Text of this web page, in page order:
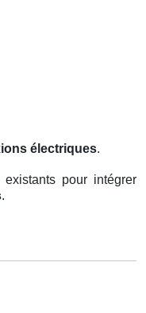
électriques.
pour intégrer
.